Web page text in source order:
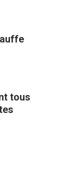
tous